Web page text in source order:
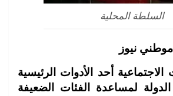
السلطة المحلية
نيوز
أحد الأدوات الرئيسية
لمساعدة الفئات الضعيفة